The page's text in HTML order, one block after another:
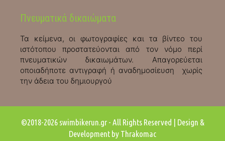
Πνευματικά δικαιώματα
Τα κείμενα, οι φωτογραφίες και τα βίντεο του
ιστότοπου προστατεύονται από τον νόμο περί
πνευματικών δικαιωμάτων. Απαγορεύεται
οποιαδήποτε αντιγραφή ή αναδημοσίευση χωρίς
την άδεια του δημιουργού
©2018-2026 swimbikerun.gr - All Rights Reserved | Design &
Development by Thrakomac